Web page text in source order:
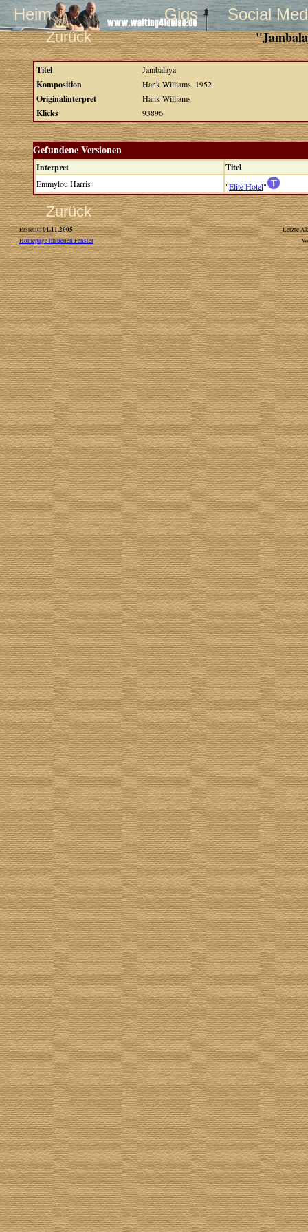
Heim Gigs Social
Zurück
Titel Jambalaya
Komposition Hank Williams, 1952
Originalinterpret Hank Williams
Klicks 93896
Gefundene Versionen
Interpret Titel
Emmylou Harris "Elite Hotel"
Zurück
Erstellt:01.11.2005
Letzte
Homepage im neuen Fenster